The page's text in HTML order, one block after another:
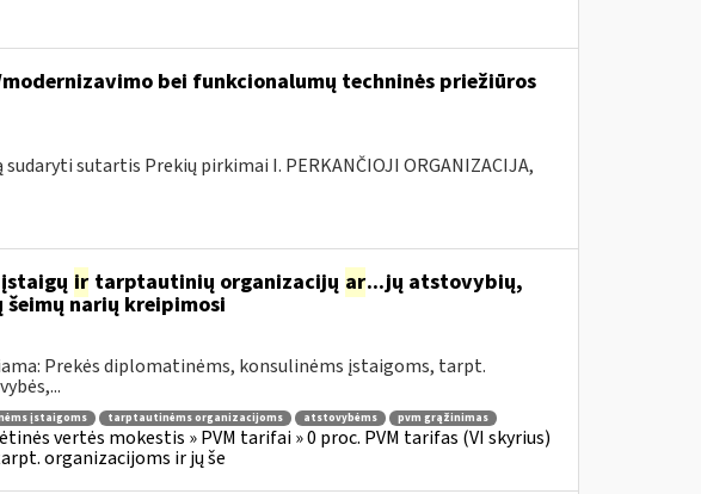
bei funkcionalumų techninės priežiūros
sutartis Prekių pirkimai I. PERKANČIOJI ORGANIZACIJA,
irtarptautinių organizacijų ar...jų atstovybių,
narių kreipimosi
Prekės diplomatinėms, konsulinėms įstaigoms, tarpt.
įstaigoms tarptautinėms organizacijoms atstovybėms
pvm grąžinimas
vertės mokestis » PVM tarifai » 0 proc. PVM tarifas (VI skyrius)
organizacijoms ir jų še